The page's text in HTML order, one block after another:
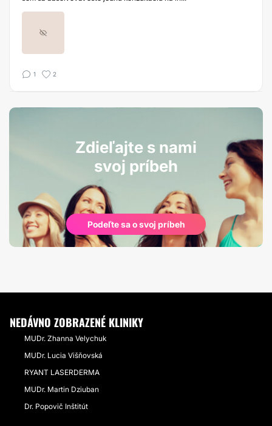
1 2
Zdieľajte s nami
svoj príbeh
Podeľte sa o svoj príbeh
NEDÁVNO ZOBRAZENÉ KLINIKY
MUDr. Zhanna Velychuk
MUDr. Lucia Višňovská
RYANT LASERDERMA
MUDr. Martin Dziuban
Dr. Popovič Inštitút